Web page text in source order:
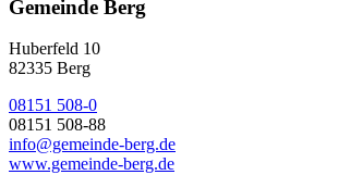
Gemeinde Berg
Huberfeld 10
82335 Berg
08151 508-0
08151 508-88
info@gemeinde-berg.de
www.gemeinde-berg.de